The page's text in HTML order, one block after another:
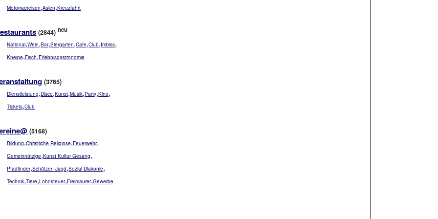
Motorradreisen,Asien,Kreuzfahrt
(2844) neu
National,Wein,Bar,Biergarten,Cafe,Club,Imbiss,
Kneipe,Fisch,Erlebnisgastronomie
(3765)
Dienstleistung,Disco,Kunst,Musik,Party,Kino,
Tickets,Club
(5168)
Bildung,Christliche Religiöse,Feuerwehr,
Gemeinnützige,Kunst Kultur Gesang,
Pfadfinder,Schützen Jagd,Sozial Diakonie,
Technik,Tiere,Lohnsteuer,Freimaurer,Gewerbe